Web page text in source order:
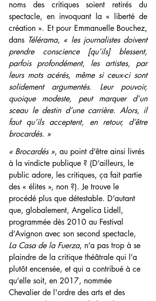
noms des critiques soient retirés du
spectacle, en invoquant la « liberté de
création ». Et pour Emmanuelle Bouchez,
dans Télérama, « les journalistes doivent
prendre conscience [qu’ils] blessent,
parfois profondément, les artistes, par
leurs mots acérés, même si ceux-ci sont
solidement argumentés. Leur pouvoir,
quoique modeste, peut marquer d’un
sceau le destin d’une carrière. Alors, il
faut qu’ils acceptent, en retour, d’être
brocardés. »
« Brocardés », au point d’être ainsi livrés
à la vindicte publique ? (D’ailleurs, le
public adore, les critiques, ça fait partie
des « élites », non ?). Je trouve le
procédé plus que détestable. D’autant
que, globalement, Angelica Lidell,
programmée dès 2010 au Festival
d’Avignon avec son second spectacle,
La Casa de la Fuerza, n’a pas trop à se
plaindre de la critique théâtrale qui l’a
plutôt encensée, et qui a contribué à ce
qu’elle soit, en 2017, nommée
Chevalier de l'ordre des arts et des